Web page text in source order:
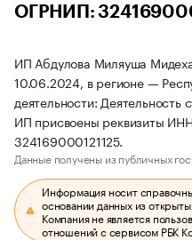
ОГРНИП:
ИП Абдулова Миляуша
10.06.2024, в регионе —
деятельности: Деятельность
ИП присвоены реквизиты
324169000121125.
Данные получены из публичных
Информация носит
основании данных из
Компания не является
отношений с сервисом РБК